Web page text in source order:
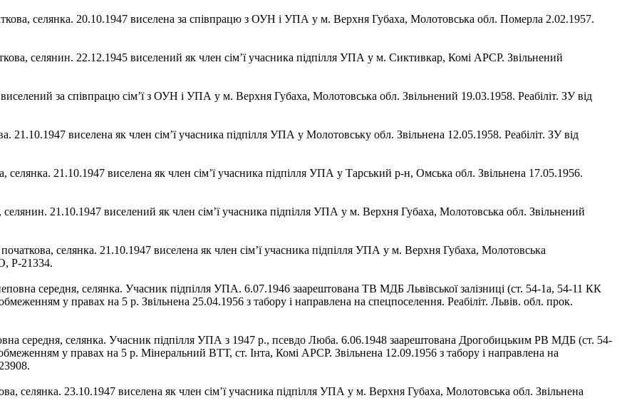
селянка. 20.10.1947 виселена за співпрацю з ОУН і УПА у м. Верхня Губаха, Молотовська обл. Померла 2.02.1957.
селянин. 22.12.1945 виселений як член сім’ї учасника підпілля УПА у м. Сиктивкар, Комі АРСР. Звільнений
за співпрацю сім’ї з ОУН і УПА у м. Верхня Губаха, Молотовська обл. Звільнений 19.03.1958. Реабіліт. ЗУ від
21.10.1947 виселена як член сім’ї учасника підпілля УПА у Молотовську обл. Звільнена 12.05.1958. Реабіліт. ЗУ від
селянка. 21.10.1947 виселена як член сім’ї учасника підпілля УПА у Тарський р-н, Омська обл. Звільнена 17.05.1956.
21.10.1947 виселений як член сім’ї учасника підпілля УПА у м. Верхня Губаха, Молотовська обл. Звільнений
селянка. 21.10.1947 виселена як член сім’ї учасника підпілля УПА у м. Верхня Губаха, Молотовська
Р-21334.
середня, селянка. Учасник підпілля УПА. 6.07.1946 заарештована ТВ МДБ Львівської залізниці (ст. 54-1а, 54-11 КК
у правах на 5 р. Звільнена 25.04.1956 з табору і направлена на спецпоселення. Реабіліт. Львів. обл. прок.
середня, селянка. Учасник підпілля УПА з 1947 р., псевдо Люба. 6.06.1948 заарештована Дрогобицьким РВ МДБ (ст. 54-
у правах на 5 р. Мінеральний ВТТ, ст. Інта, Комі АРСР. Звільнена 12.09.1956 з табору і направлена на
селянка. 23.10.1947 виселена як член сім’ї учасника підпілля УПА у м. Верхня Губаха, Молотовська обл. Звільнена